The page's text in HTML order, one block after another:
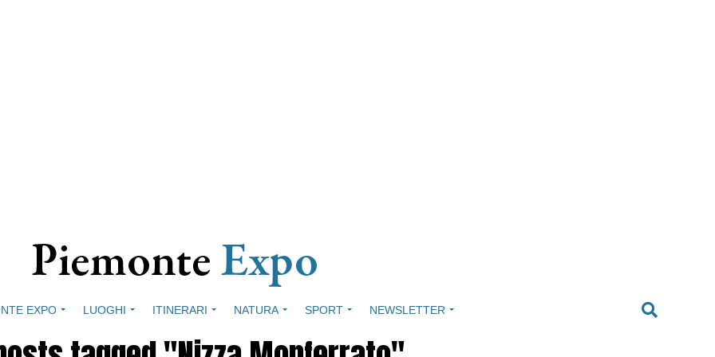
EXPO LUOGHI ITINERARI NATURA SPORT NEWSLETTER